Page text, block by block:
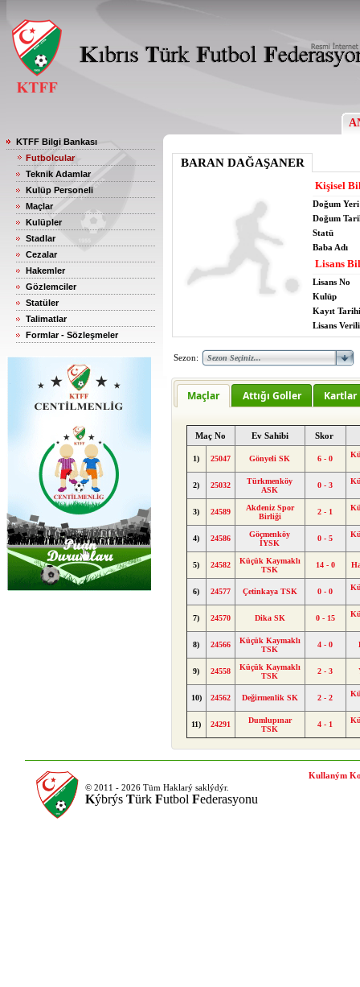
KTFF Bilgi Bankası
Futbolcular
Teknik Adamlar
Kulüp Personeli
Maçlar
Kulüpler
Stadlar
Cezalar
Hakemler
Gözlemciler
Statüler
Talimatlar
Formlar - Sözleşmeler
BARAN DAĞAŞANER
Kişisel
Doğum Yeri
Doğum
Statü
Baba Adı
Lisans
Lisans No
Kulüp
Kayıt Tarihi
Lisans
Sezon:
Maçlar Attığı Goller Kartlar
Maç No Ev Sahibi Skor
1) 25047 Gönyeli SK 6 - 0
2) 25032
Türkmenköy
ASK
0 - 3
3) 24589
Akdeniz Spor
Birliği
2 - 1
4) 24586
Göçmenköy
İYSK
0 - 5
5) 24582
Küçük Kaymaklı
TSK
14 - 0
6) 24577 Çetinkaya TSK 0 - 0
7) 24570 Dika SK 0 - 15
8) 24566
Küçük Kaymaklı
TSK
4 - 0
9) 24558
Küçük Kaymaklı
TSK
2 - 3
10) 24562 Değirmenlik SK 2 - 2
11) 24291
Dumlupınar
TSK
4 - 1
© 2011 - 2026 Tüm Haklarý saklýdýr.
Kýbrýs Türk Futbol Federasyonu
Kullaným